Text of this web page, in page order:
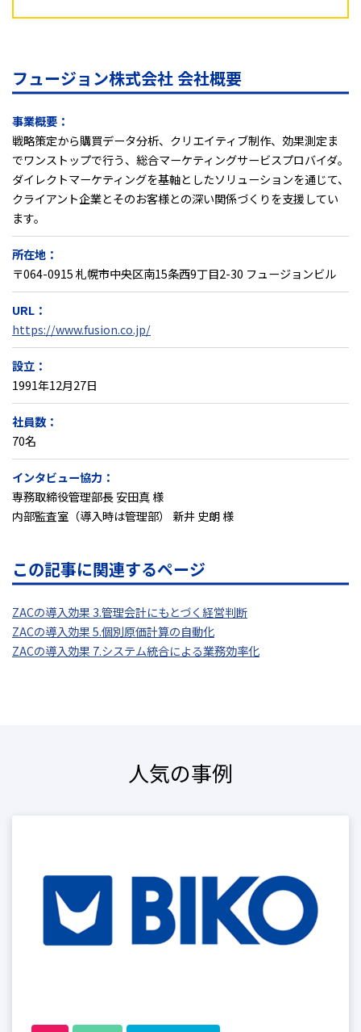
フュージョン株式会社 会社概要
事業概要：
戦略策定から購買データ分析、クリエイティブ制作、効果測定ま
でワンストップで行う、総合マーケティングサービスプロバイダ。
ダイレクトマーケティングを基軸としたソリューションを通じて、
クライアント企業とそのお客様との深い関係づくりを支援してい
ます。
所在地：
〒064-0915 札幌市中央区南15条西9丁目2-30 フュージョンビル
URL：
https://www.fusion.co.jp/
設立：
1991年12月27日
社員数：
70名
インタビュー協力：
専務取締役管理部長 安田真 様
内部監査室（導入時は管理部） 新井 史朗 様
この記事に関連するページ
ZACの導入効果 3.管理会計にもとづく経営判断
ZACの導入効果 5.個別原価計算の自動化
ZACの導入効果 7.システム統合による業務効率化
人気の事例